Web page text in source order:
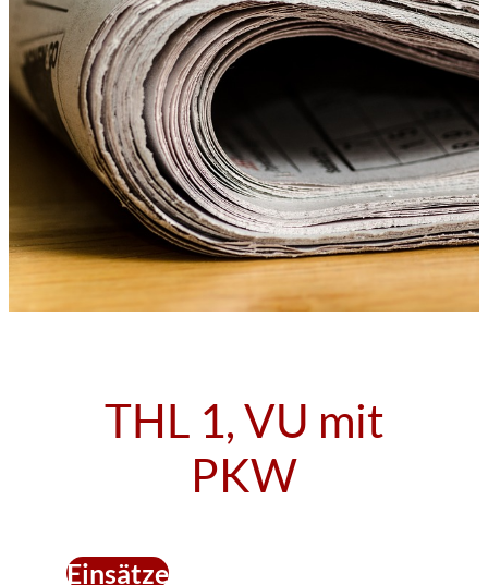
THL 1, VU mit
PKW
Einsätze